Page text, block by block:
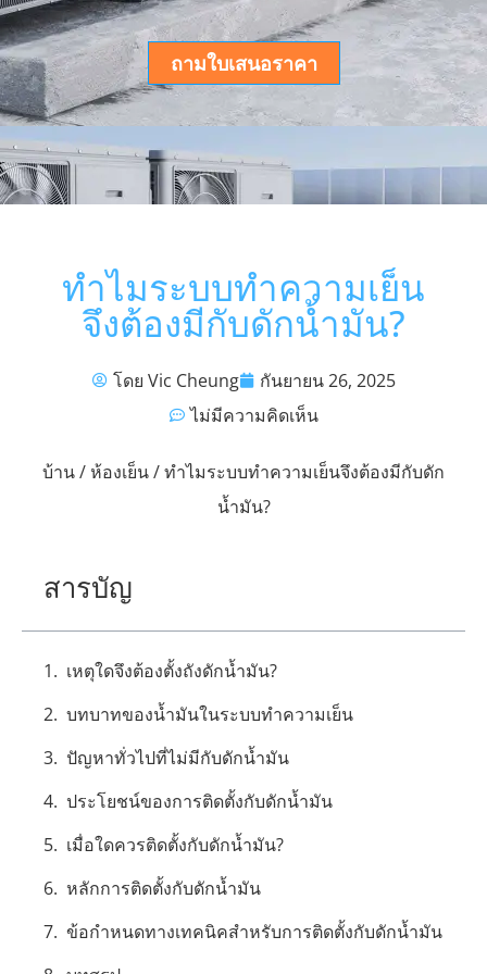
ถามใบเสนอราคา
ทำไมระบบทำความเย็น
จึงต้องมีกับดักน้ำมัน?
โดย Vic Cheung
กันยายน 26, 2025
ไม่มีความคิดเห็น
บ้าน/ห้องเย็น/ ทำไมระบบทำความเย็นจึงต้องมีกับดัก
น้ำมัน?
สารบัญ
เหตุใดจึงต้องตั้งถังดักน้ำมัน?
บทบาทของน้ำมันในระบบทำความเย็น
ปัญหาทั่วไปที่ไม่มีกับดักน้ำมัน
ประโยชน์ของการติดตั้งกับดักน้ำมัน
เมื่อใดควรติดตั้งกับดักน้ำมัน?
หลักการติดตั้งกับดักน้ำมัน
ข้อกำหนดทางเทคนิคสำหรับการติดตั้งกับดักน้ำมัน